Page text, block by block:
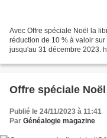
Avec Offre spéciale Noël la
réduction de 10 % à valoir
jusqu'au 31 décembre 2023.
Offre spéciale Noël
Publié le 24/11/2023 à 11:41
Par Généalogie magazine